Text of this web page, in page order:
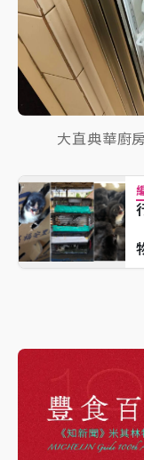
大直典華廚